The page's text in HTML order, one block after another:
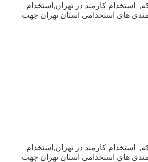
استخدام کارمند در تهران,استخدام
های استخدامی استان تهران جهت
استخدام کارمند در تهران,استخدام
های استخدامی استان تهران جهت